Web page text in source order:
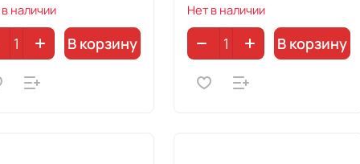
наличии
В корзину
Нет в наличии
В корзину